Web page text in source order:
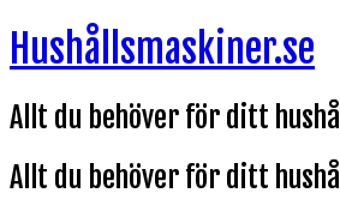
Hoppa
till
Hushållsmaskiner.se
Allt du behöver för ditt hushåll
Allt du behöver för ditt hushåll